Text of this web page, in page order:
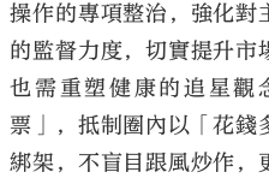
操作的專項整治，強化對
的監督力度，切實提升市
也需重塑健康的追星觀
票」，抵制圈內以「花錢
綁架，不盲目跟風炒作，